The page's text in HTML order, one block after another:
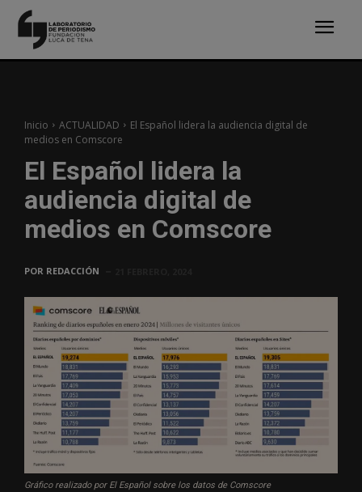
Inicio ACTUALIDAD
El Español lidera la audiencia digital de
medios en Comscore
El Español lidera la
audiencia digital de
medios en Comscore
POR REDACCIÓN
Gráfico realizado por El Español sobre los datos de Comscore